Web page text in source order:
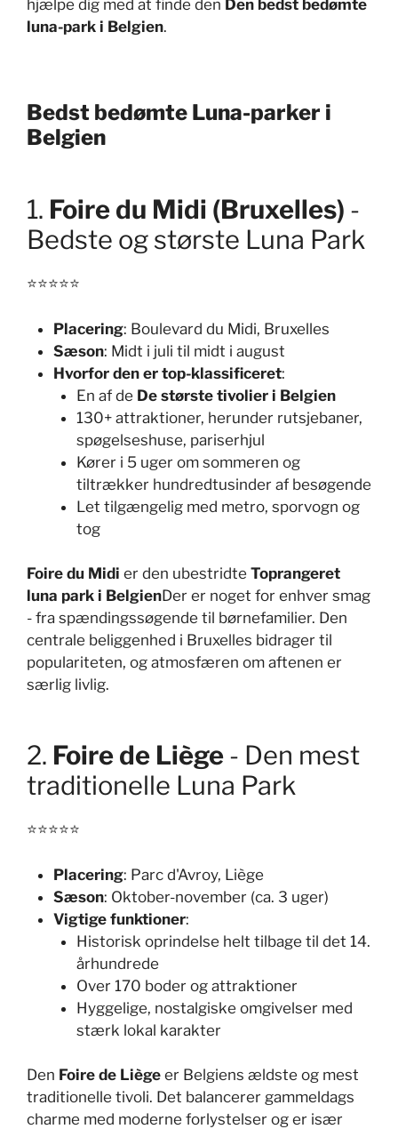
hjælpe dig med at finde den Den bedst bedømte
luna-park i Belgien.
Bedst bedømte Luna-parker i
Belgien
1. Foire du Midi (Bruxelles) -
Bedste og største Luna Park
⭐⭐⭐⭐⭐
Placering: Boulevard du Midi, Bruxelles
Sæson: Midt i juli til midt i august
Hvorfor den er top-klassificeret:
En af de De største tivolier i Belgien
130+ attraktioner, herunder rutsjebaner,
spøgelseshuse, pariserhjul
Kører i 5 uger om sommeren og
tiltrækker hundredtusinder af besøgende
Let tilgængelig med metro, sporvogn og
tog
Foire du Midi er den ubestridte Toprangeret
luna park i BelgienDer er noget for enhver smag
- fra spændingssøgende til børnefamilier. Den
centrale beliggenhed i Bruxelles bidrager til
populariteten, og atmosfæren om aftenen er
særlig livlig.
2. Foire de Liège - Den mest
traditionelle Luna Park
⭐⭐⭐⭐⭐
Placering: Parc d'Avroy, Liège
Sæson: Oktober-november (ca. 3 uger)
Vigtige funktioner:
Historisk oprindelse helt tilbage til det 14.
århundrede
Over 170 boder og attraktioner
Hyggelige, nostalgiske omgivelser med
stærk lokal karakter
Den Foire de Liège er Belgiens ældste og mest
traditionelle tivoli. Det balancerer gammeldags
charme med moderne forlystelser og er især